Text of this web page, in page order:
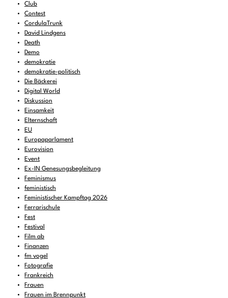
Club
Contest
CordulaTrunk
David Lindgens
Death
Demo
demokratie
demokratie-politisch
Die Bäckerei
Digital World
Diskussion
Einsamkeit
Elternschaft
EU
Europaparlament
Eurovision
Event
Ex-IN Genesungsbegleitung
Feminismus
feministisch
Feministischer Kampftag 2026
Ferrarischule
Fest
Festival
Film ab
Finanzen
fm vogel
Fotografie
Frankreich
Frauen
Frauen im Brennpunkt